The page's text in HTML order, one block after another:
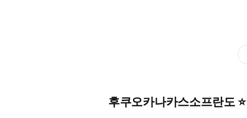
후쿠오카나카스소프란도